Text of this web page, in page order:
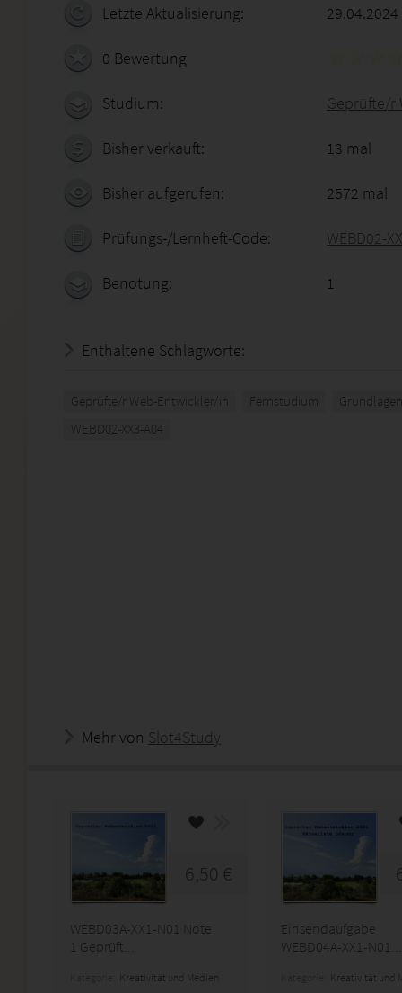
Letzte Aktualisierung: 29.04.2024
0 Bewertung
Studium: Geprüfte/r
Bisher verkauft: 13 mal
Bisher aufgerufen: 2572 mal
Prüfungs-/Lernheft-Code: WEBD02-
Benotung: 1
Enthaltene Schlagworte:
Geprüfte/r Web-Entwickler/in Fernstudium
Grundlagen
WEBD02-XX3-A04
Mehr von Slot4Study
6,50 €
WEBD03A-XX1-N01 Note
1 Geprüft...
Kreativität und Medien
Einsendaufgabe
WEBD04A-XX1-N01...
Kreativität und